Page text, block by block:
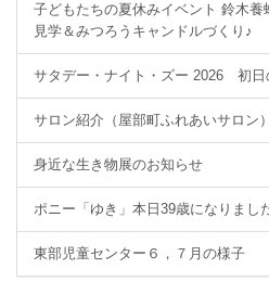
子どもたちの夏休みイベント 鈴木
見学＆みつろうキャンドルづくり♪
サタデー・ナイト・ズー 2026 初日
サロン紹介（屋部町ふれあいサロン）
身近な生き物展のお知らせ
ポニー「ゆき」本日39歳になりまし
東部児童センター６，７月の様子